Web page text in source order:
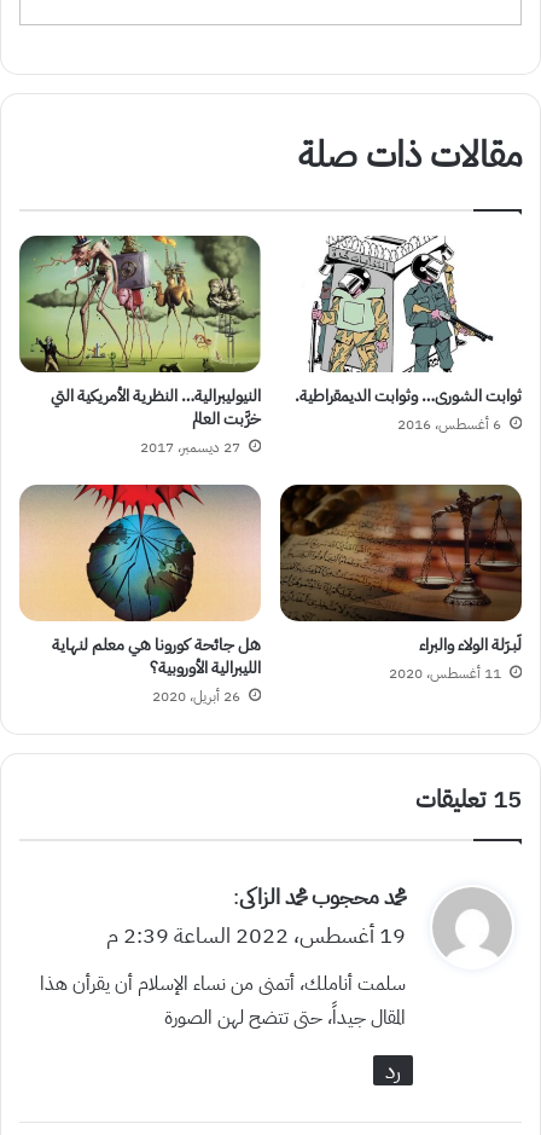
مقالات ذات صلة
ثوابت الشورى… وثوابت الديمقراطية.
6 أغسطس، 2016
النيوليبرالية… النظرية الأمريكية التي
خرَّبت العالم
27 ديسمبر، 2017
لَبـرَلة الولاء والبراء
11 أغسطس، 2020
هل جائحة كورونا هي معلم لنهاية
الليبرالية الأوروبية؟
26 أبريل، 2020
‫15 تعليقات
ي
ق
ل
محمد محجوب محمد الزاكى:
19 أغسطس، 2022 الساعة 2:39 م
سلمت أناملك، أتمنى من نساء الإسلام أن يقرأن هذا
المقال جيداً، حتى تتضح لهن الصورة
رد